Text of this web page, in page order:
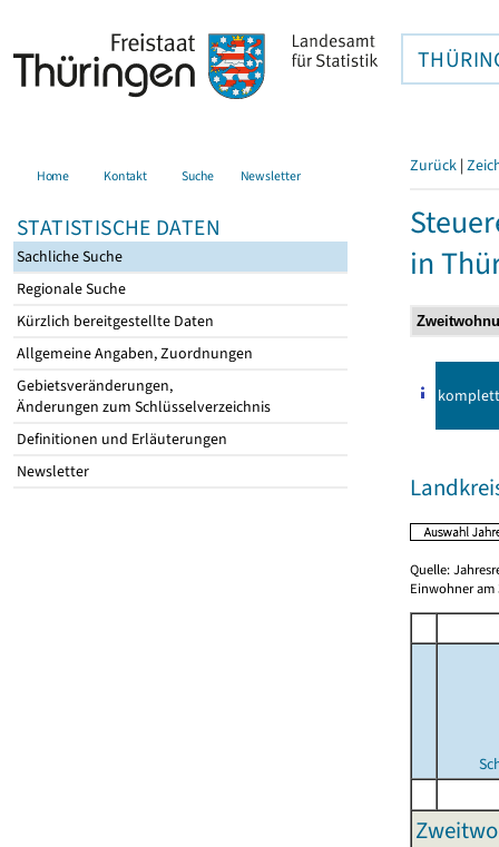
Home Kontakt Suche Newsletter
STATISTISCHE DATEN
Sachliche Suche
Regionale Suche
Kürzlich bereitgestellte Daten
Allgemeine Angaben, Zuordnungen
Gebietsveränderungen,
Änderungen zum Schlüsselverzeichnis
Definitionen und Erläuterungen
Newsletter
Zurück |
in
komplett
Quelle:
Einwohner am